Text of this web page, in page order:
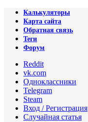
Калькуляторы
Карта сайта
Обратная связь
Теги
Форум
Reddit
vk.com
Одноклассники
Telegram
Steam
Вход / Регистрация
Случайная статья